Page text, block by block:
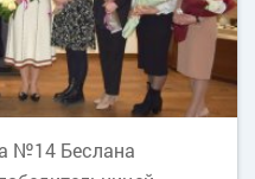
№14 Беслана